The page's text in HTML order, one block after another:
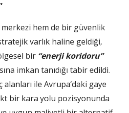
hem de bir güvenlik
varlık haline geldiği,
bir “enerji koridoru”
imkan tanıdığı tabir edildi.
ile Avrupa’daki gaye
bir kara yolu pozisyonunda